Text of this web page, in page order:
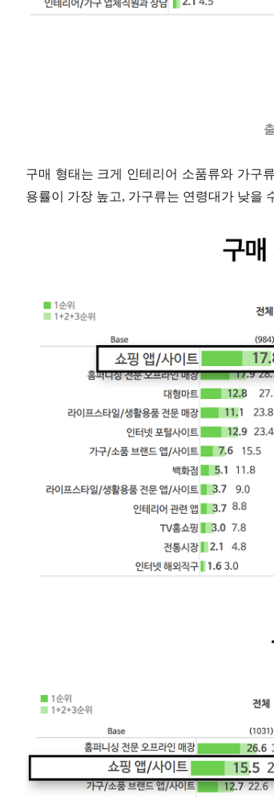
구매 형태는 크게 인테리어 소품류와 가구
용률이 가장 높고, 가구류는 연령대가 낮을